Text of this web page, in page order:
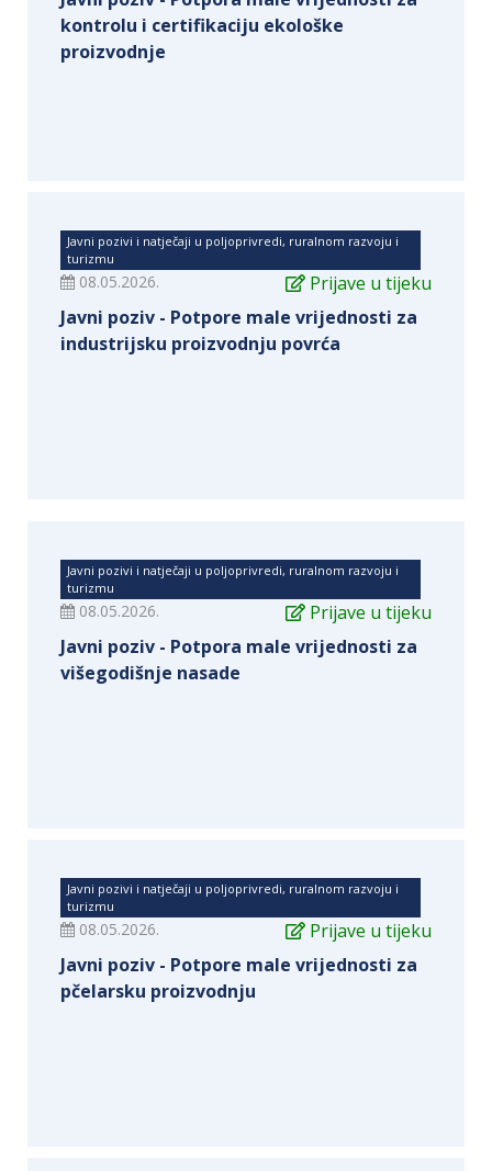
kontrolu i certifikaciju ekološke
proizvodnje
Javni pozivi i natječaji u poljoprivredi, ruralnom razvoju i
turizmu
Prijave u tijeku
08.05.2026.
Javni poziv - Potpore male vrijednosti za
industrijsku proizvodnju povrća
Javni pozivi i natječaji u poljoprivredi, ruralnom razvoju i
turizmu
Prijave u tijeku
08.05.2026.
Javni poziv - Potpora male vrijednosti za
višegodišnje nasade
Javni pozivi i natječaji u poljoprivredi, ruralnom razvoju i
turizmu
Prijave u tijeku
08.05.2026.
Javni poziv - Potpore male vrijednosti za
pčelarsku proizvodnju